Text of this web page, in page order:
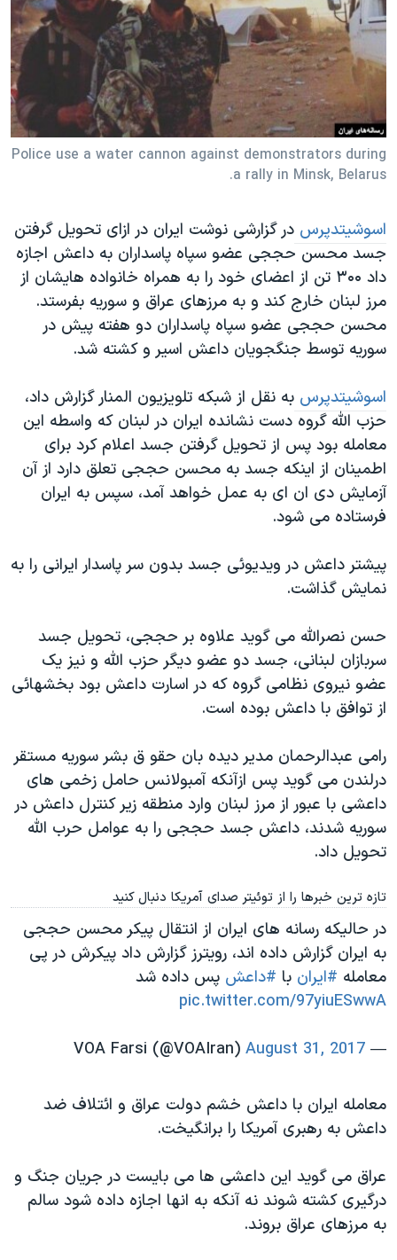
فرهنگ و زندگی
حقوق شهروندی
اقتصادی
علم و فناوری
گالری عکس
مستندها
انتخابات ریاست جمهوری آمریکا ۲۰۲۴
حمله جمهوری اسلامی به اسرائیل
رمز مهسا
اعتراضات زن، زندگی، آزادی
تریبونال مردمی آبان ۹۸
دادگاه حمید نوری
چهل سال گروگان‌گیری
قانون شفافیت دارائی کادر رهبری ایران
اسرائیل در جنگ
نرگس محمدی برنده جایزه نوبل صلح
همایش محافظه‌کاران آمریکا «سی‌پک»
صفحه‌های ویژه
سفر پرزیدنت ترامپ به چین
دنبال کنید
زبانهای مختلف
Police use a water cannon against demonstrators during
a rally in Minsk, Belarus.
اسوشیتدپرس در گزارشی نوشت ایران در ازای تحویل گرفتن
جسد محسن حججی عضو سپاه پاسداران به داعش اجازه
داد ۳۰۰ تن از اعضای خود را به همراه خانواده هایشان از
مرز لبنان خارج کند و به مرزهای عراق و سوریه بفرستد.
محسن حججی عضو سپاه پاسداران دو هفته پیش در
سوریه توسط جنگجویان داعش اسیر و کشته شد.
اسوشیتدپرس به نقل از شبکه تلویزیون المنار گزارش داد،
حزب الله گروه دست نشانده ایران در لبنان که واسطه این
معامله بود پس از تحویل گرفتن جسد اعلام کرد برای
اطمینان از اینکه جسد به محسن حججی تعلق دارد از آن
آزمایش دی ان ای به عمل خواهد آمد، سپس به ایران
فرستاده می شود.
پیشتر داعش در ویدیوئی جسد بدون سر پاسدار ایرانی را به
نمایش گذاشت.
حسن نصرالله می گوید علاوه بر حججی، تحویل جسد
سربازان لبنانی، جسد دو عضو دیگر حزب الله و نیز یک
عضو نیروی نظامی گروه که در اسارت داعش بود بخشهائی
از توافق با داعش بوده است.
رامی عبدالرحمان مدیر دیده بان حقو ق بشر سوریه مستقر
درلندن می گوید پس ازآنکه آمبولانس حامل زخمی های
داعشی با عبور از مرز لبنان وارد منطقه زیر کنترل داعش در
سوریه شدند، داعش جسد حججی را به عوامل حرب الله
تحویل داد.
تازه ترین خبرها را از توئیتر صدای آمریکا دنبال کنید
در حالیکه رسانه های ایران از انتقال پیکر محسن حججی
به ایران گزارش داده اند، رویترز گزارش داد پیکرش در پی
معامله #ایران با #داعش پس داده شد
pic.twitter.com/97yiuESwwA
— VOA Farsi (@VOAIran)
August 31, 2017
معامله ایران با داعش خشم دولت عراق و ائتلاف ضد
داعش به رهبری آمریکا را برانگیخت.
عراق می گوید این داعشی ها می بایست در جریان جنگ و
درگیری کشته شوند نه آنکه به انها اجازه داده شود سالم
به مرزهای عراق بروند.